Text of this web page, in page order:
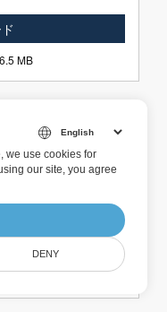
MB
めのAspose.B
ス用の
ード:98
MB
we use cookies for
our site, you agree
DENY